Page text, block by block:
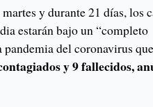
y durante 21 días, los
estarán bajo un “completo
del coronavirus que
y 9 fallecidos,